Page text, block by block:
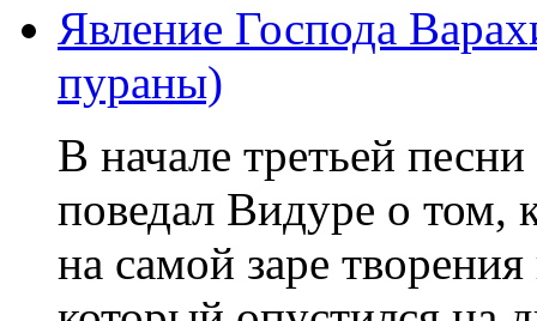
Явление Господа
пураны)
В начале третьей
поведал Видуре о том,
на самой заре